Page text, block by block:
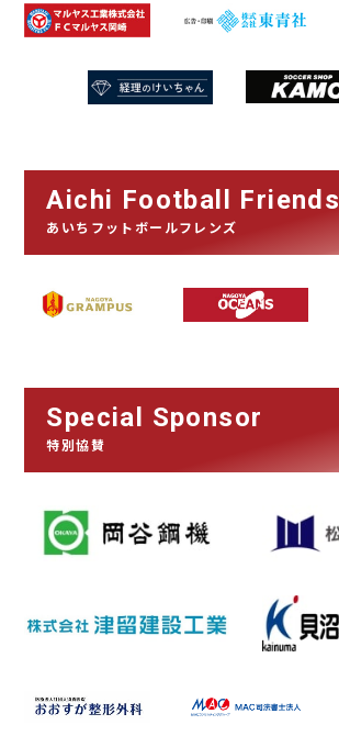
Aichi Football Friends
あいちフットボールフレンズ
Special Sponsor
特別協賛